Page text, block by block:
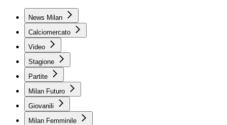
News Milan
Calciomercato
Video
Stagione
Partite
Milan Futuro
Giovanili
Milan Femminile